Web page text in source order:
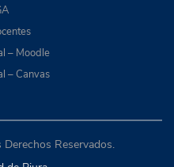
– Moodle
– Canvas
Reservados.